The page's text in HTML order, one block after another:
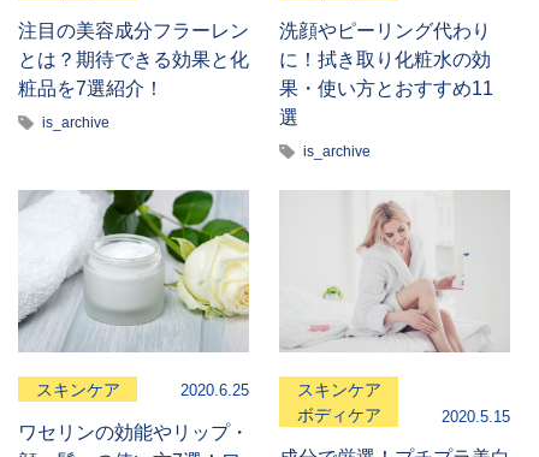
注目の美容成分フラーレン
とは？期待できる効果と化
粧品を7選紹介！
is_archive
洗顔やピーリング代わり
に！拭き取り化粧水の効
果・使い方とおすすめ11
選
is_archive
スキンケア 2020.6.25
ワセリンの効能やリップ・
スキンケア
ボディケア
2020.5.15